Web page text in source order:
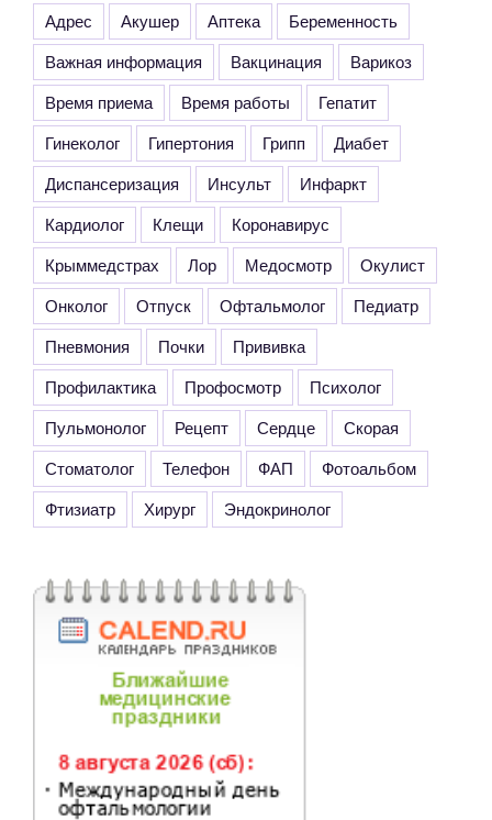
Адрес Акушер Аптека
Беременность
Важная информация
Вакцинация
Варикоз
Время приема
Время работы
Гепатит
Гинеколог
Гипертония Грипп
Диабет
Диспансеризация
Инсульт
Инфаркт
Кардиолог
Клещи
Коронавирус
Крыммедстрах
Лор Медосмотр
Окулист
Онколог
Отпуск Офтальмолог
Педиатр
Пневмония
Почки
Прививка
Профилактика
Профосмотр
Психолог
Пульмонолог
Рецепт Сердце
Скорая
Стоматолог
Телефон ФАП
Фотоальбом
Фтизиатр
Хирург Эндокринолог